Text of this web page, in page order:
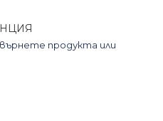
продукта или